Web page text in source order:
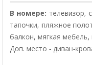
В номере: телевизор,
тапочки, пляжное
балкон, мягкая
Доп. место - диван-